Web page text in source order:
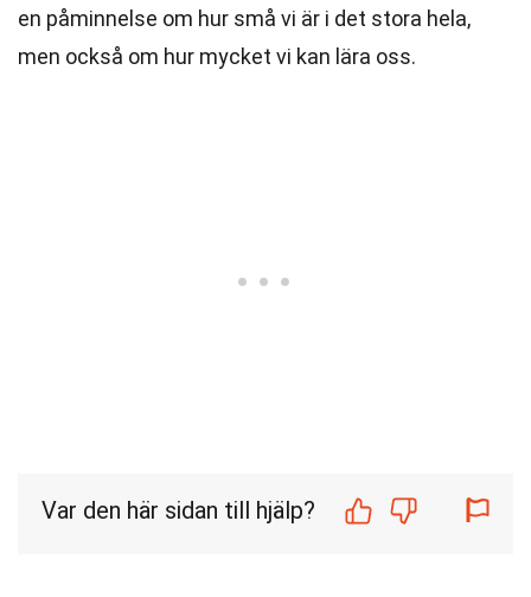
en påminnelse om hur små vi är i det stora hela,
men också om hur mycket vi kan lära oss.
Var den här sidan till hjälp?